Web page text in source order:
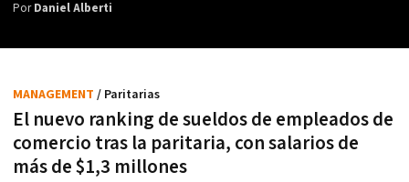
PorDaniel Alberti
El nuevo ranking de sueldos de empleados de
comercio tras la paritaria, con salarios de
más de $1,3 millones
MANAGEMENT / Paritarias